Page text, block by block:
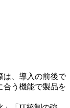
は、導入の前後で
合う機能で製品を